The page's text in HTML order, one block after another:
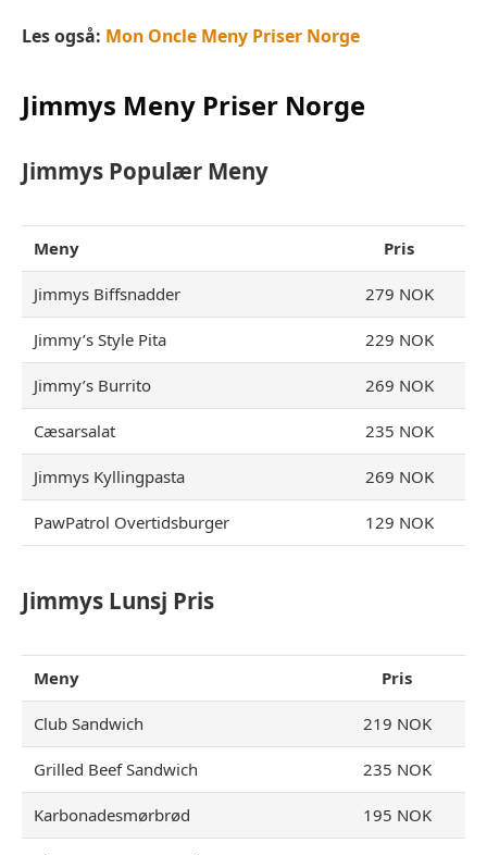
Les også: Mon Oncle Meny Priser Norge
Jimmys Meny Priser Norge
Jimmys Populær Meny
Meny Pris
Jimmys Biffsnadder 279 NOK
Jimmy’s Style Pita 229 NOK
Jimmy’s Burrito 269 NOK
Cæsarsalat 235 NOK
Jimmys Kyllingpasta 269 NOK
PawPatrol Overtidsburger 129 NOK
Jimmys Lunsj Pris
Meny Pris
Club Sandwich 219 NOK
Grilled Beef Sandwich 235 NOK
Karbonadesmørbrød 195 NOK